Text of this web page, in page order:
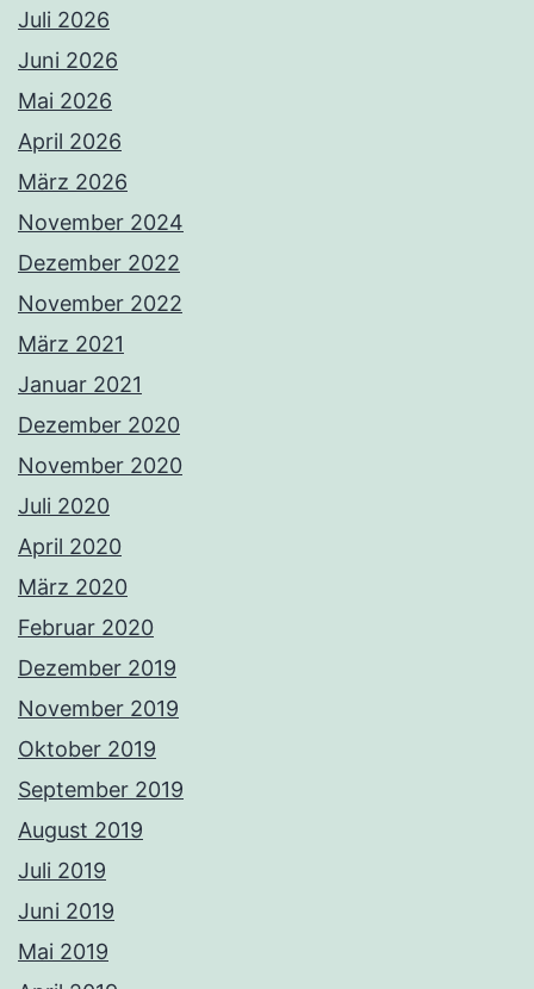
Juli 2026
Juni 2026
Mai 2026
April 2026
März 2026
November 2024
Dezember 2022
November 2022
März 2021
Januar 2021
Dezember 2020
November 2020
Juli 2020
April 2020
März 2020
Februar 2020
Dezember 2019
November 2019
Oktober 2019
September 2019
August 2019
Juli 2019
Juni 2019
Mai 2019